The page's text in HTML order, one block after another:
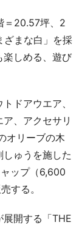
＝20.57坪、2
ざまな白」を採
楽しめる、遊び
ドアウエア、
、アクセサリ
オリーブの木
ゅうを施した
ップ（6,600
する。
開する「THE